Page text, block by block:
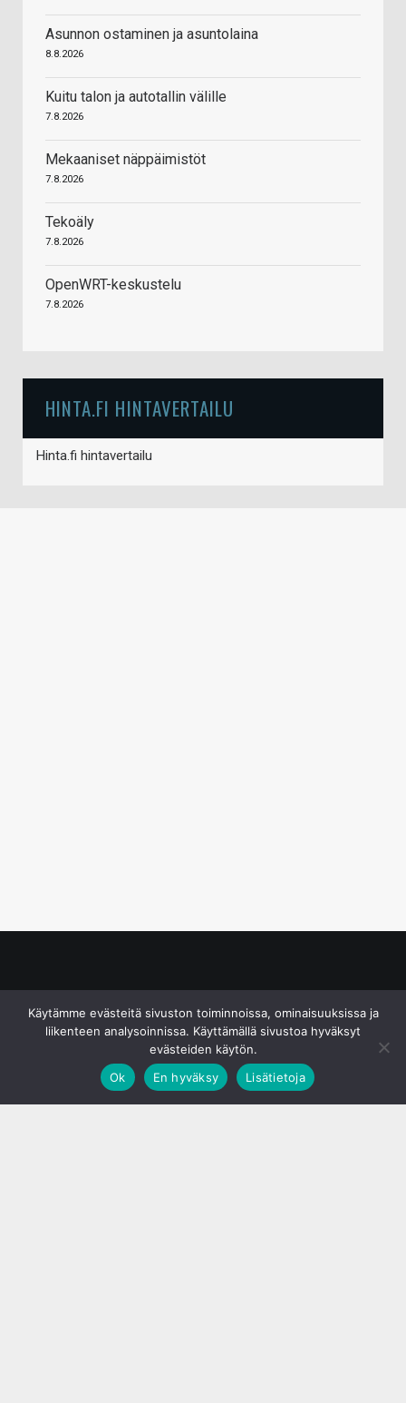
Asunnon ostaminen ja asuntolaina
8.8.2026
Kuitu talon ja autotallin välille
7.8.2026
Mekaaniset näppäimistöt
7.8.2026
Tekoäly
7.8.2026
OpenWRT-keskustelu
7.8.2026
HINTA.FI HINTAVERTAILU
Hinta.fi hintavertailu
Käytämme evästeitä sivuston toiminnoissa, ominaisuuksissa ja
liikenteen analysoinnissa. Käyttämällä sivustoa hyväksyt
evästeiden käytön.
Ok
En hyväksy Lisätietoja